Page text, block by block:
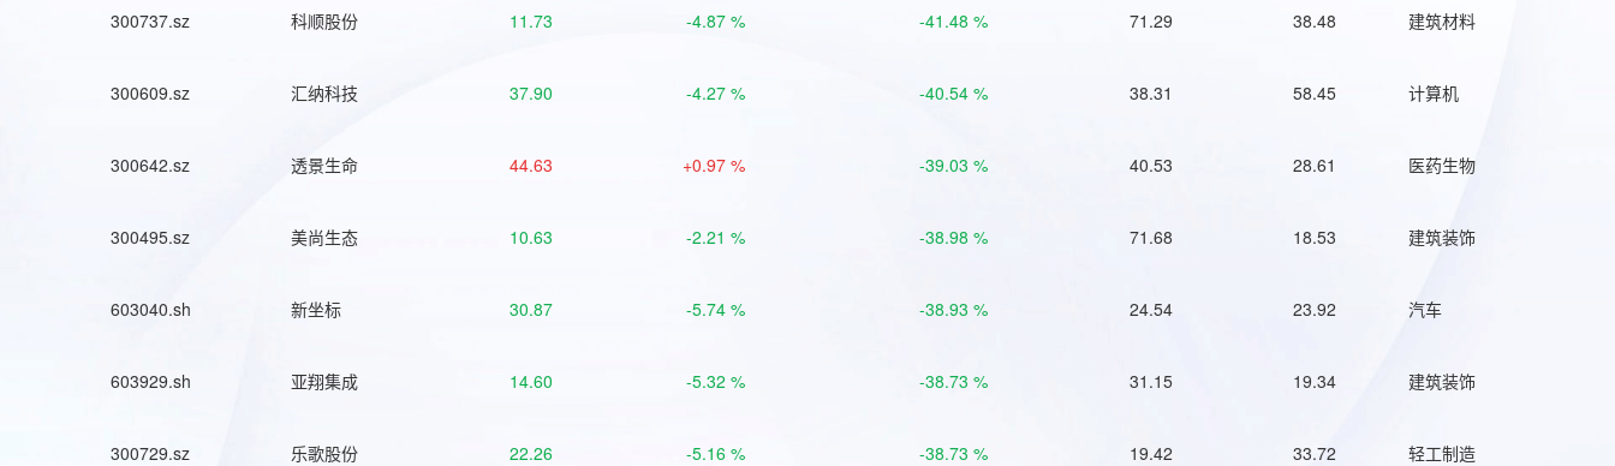
300737.sz 科顺股份 11.73 -4.87 % -41.48 % 71.29 38.48 建筑材料
300609.sz 汇纳科技 37.90 -4.27 % -40.54 % 38.31 58.45 计算机
300642.sz 透景生命 44.63 +0.97 % -39.03 % 40.53 28.61 医药生物
300495.sz 美尚生态 10.63 -2.21 % -38.98 % 71.68 18.53 建筑装饰
603040.sh 新坐标 30.87 -5.74 % -38.93 % 24.54 23.92 汽车
603929.sh 亚翔集成 14.60 -5.32 % -38.73 % 31.15 19.34 建筑装饰
300729.sz 乐歌股份 22.26 -5.16 % -38.73 % 19.42 33.72 轻工制造